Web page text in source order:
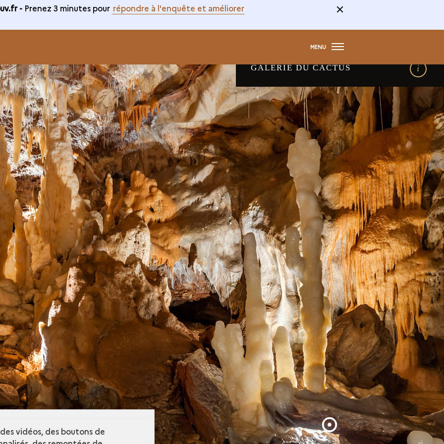
- Prenez 3 minutes pour répondre à l'enquête et améliorer
MENU
GALERIE DU CACTUS
détails
vidéos, des boutons de